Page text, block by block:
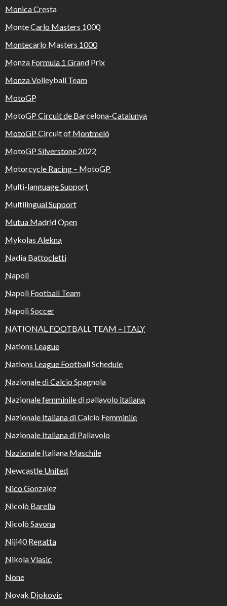
Monica Cresta
Monte Carlo Masters 1000
Montecarlo Masters 1000
Monza Formula 1 Grand Prix
Monza Volleyball Team
MotoGP
MotoGP Circuit de Barcelona-Catalunya
MotoGP Circuit of Montmeló
MotoGP Silverstone 2022
Motorcycle Racing – MotoGP
Multi-language Support
Multilingual Support
Mutua Madrid Open
Mykolas Alekna
Nadia Battocletti
Napoli
Napoli Football Team
Napoli Soccer
NATIONAL FOOTBALL TEAM – ITALY
Nations League
Nations League Football Schedule
Nazionale di Calcio Spagnola
Nazionale femminile di pallavolo italiana
Nazionale Italiana di Calcio Femminile
Nazionale Italiana di Pallavolo
Nazionale Italiana Maschile
Newcastle United
Nico Gonzalez
Nicolò Barella
Nicolò Savona
Niji40 Regatta
Nikola Vlasic
None
Novak Djokovic